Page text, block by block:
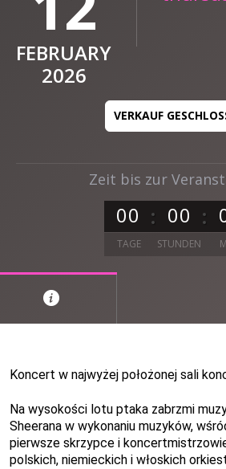
Zeit bis zur
00 00
TAGE STUNDEN
FEBRUARY
2026
VERKAUF
Koncert w najwyżej położonej sali
Na wysokości lotu ptaka zabrzmi
Sheerana w wykonaniu muzyków,
pierwsze skrzypce i
polskich, niemieckich i włoskich